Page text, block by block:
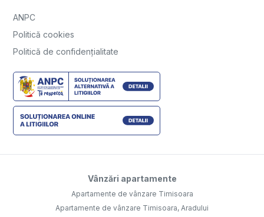
ANPC
Politică cookies
Politică de confidențialitate
Vânzări apartamente
Apartamente de vânzare Timisoara
Apartamente de vânzare Timisoara, Aradului